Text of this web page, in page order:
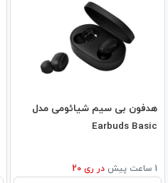
هدفون بی‌ سیم شیائومی مدل
Earbuds Basic
1 ساعت پیش در ری 20